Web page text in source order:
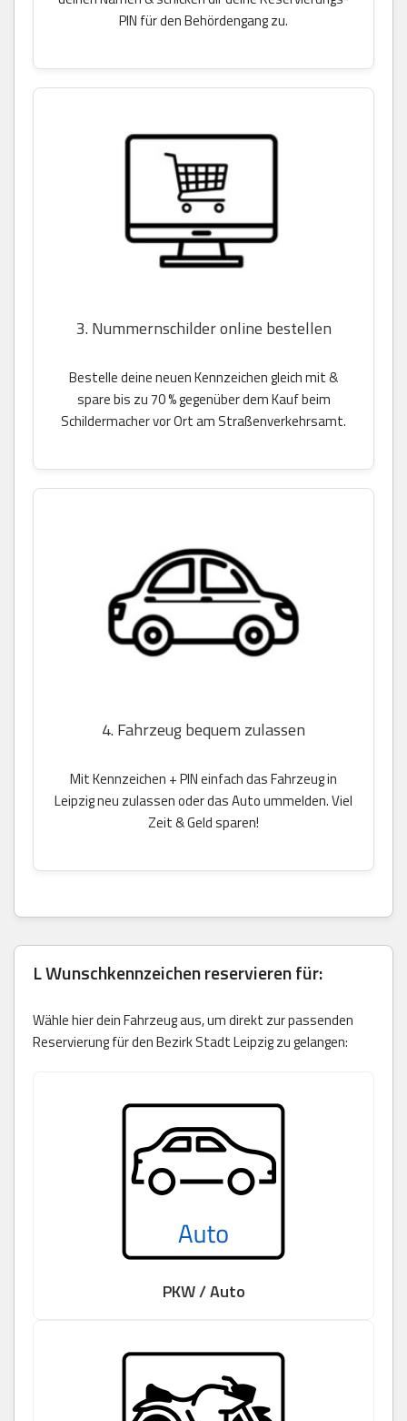
PIN für den Behördengang zu.
3. Nummernschilder online bestellen
Bestelle deine neuen Kennzeichen gleich mit &
spare bis zu 70 % gegenüber dem Kauf beim
Schildermacher vor Ort am Straßenverkehrsamt.
4. Fahrzeug bequem zulassen
Mit Kennzeichen + PIN einfach das Fahrzeug in
Leipzig neu zulassen oder das Auto ummelden. Viel
Zeit & Geld sparen!
L Wunschkennzeichen reservieren für:
Wähle hier dein Fahrzeug aus, um direkt zur passenden
Reservierung für den Bezirk Stadt Leipzig zu gelangen:
PKW / Auto